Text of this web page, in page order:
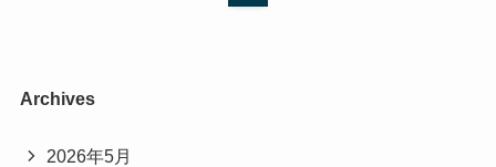
Archives
2026年5月